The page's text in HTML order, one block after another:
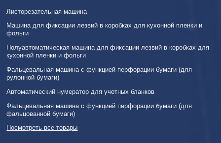
Листорезательная машина
Машина для фиксации лезвий в коробках для кухонной пленки и
фольги
Полуавтоматическая машина для фиксации лезвий в коробках для
кухонной пленки и фольги
Фальцевальная машина с функцией перфорации бумаги (для
рулонной бумаги)
Автоматический нумератор для учетных бланков
Фальцевальная машина с функцией перфорации бумаги (для
фальцованной бумаги)
Посмотреть все товары